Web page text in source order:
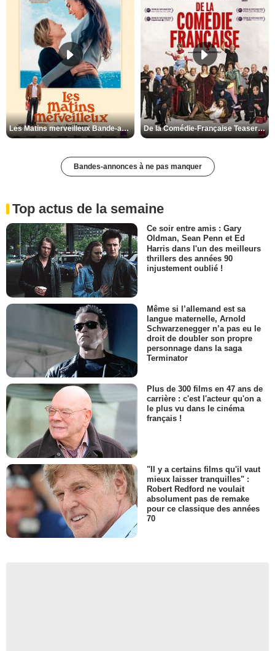
Les Matins merveilleux Bande-annonce VF De la Comédie-Française Teaser VF
Bandes-annonces à ne pas manquer
Top actus de la semaine
Ce soir entre amis : Gary
Oldman, Sean Penn et Ed
Harris dans l'un des meilleurs
thrillers des années 90
injustement oublié !
Même si l’allemand est sa
langue maternelle, Arnold
Schwarzenegger n’a pas eu le
droit de doubler son propre
personnage dans la saga
Terminator
Plus de 300 films en 47 ans de
carrière : c'est l'acteur qu'on a
le plus vu dans le cinéma
français !
"Il y a certains films qu'il vaut
mieux laisser tranquilles" :
Robert Redford ne voulait
absolument pas de remake
pour ce classique des années
70